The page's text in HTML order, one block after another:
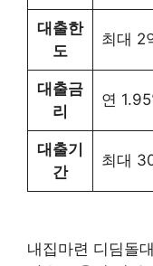
대출한
도
최대 2
대출금
리
연
대출기
간
최대
내집마련 디딤돌